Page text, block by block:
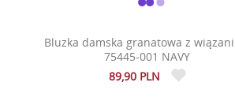
Bluzka damska granatowa z
75445-001 NAVY
89,90 PLN